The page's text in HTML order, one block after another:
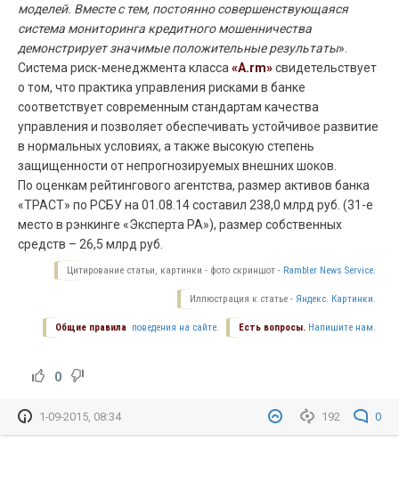
моделей. Вместе с тем, постоянно совершенствующаяся
система мониторинга кредитного мошенничества
демонстрирует значимые положительные результаты».
Система риск-менеджмента класса «А.rm»свидетельствует
о том, что практика управления рисками в банке
соответствует современным стандартам качества
управления и позволяет обеспечивать устойчивое развитие
в нормальных условиях, а также высокую степень
защищенности от непрогнозируемых внешних шоков.
По оценкам рейтингового агентства, размер активов банка
«ТРАСТ» по РСБУ на 01.08.14 составил 238,0 млрд руб. (31-е
место в рэнкинге «Эксперта РА»), размер собственных
средств – 26,5 млрд руб.
Цитирование статьи, картинки - фото скриншот - Rambler News Service.
Иллюстрация к статье - Яндекс. Картинки.
Есть вопросы. Напишите нам.
Общие правила поведения на сайте.
0
192 0
1-09-2015, 08:34